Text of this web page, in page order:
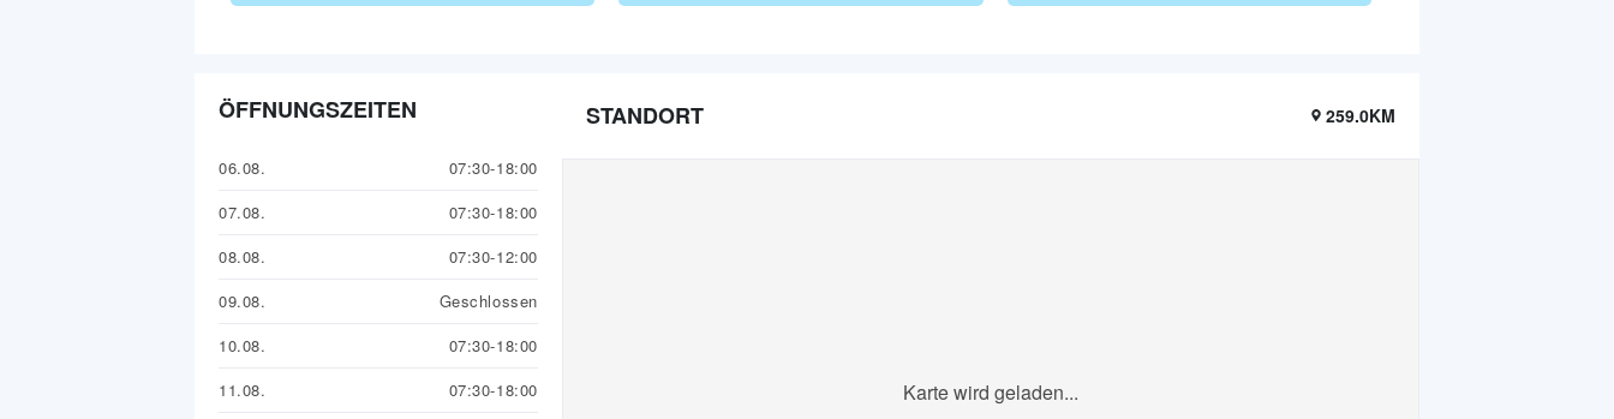
ÖFFNUNGSZEITEN
06.08.
07:30-18:00
07.08.
07:30-18:00
08.08.
07:30-12:00
09.08.
Geschlossen
10.08.
07:30-18:00
11.08.
07:30-18:00
STANDORT 259.0KM
Karte wird geladen...